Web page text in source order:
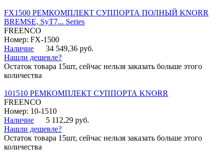
FX1500 РЕМКОМПЛЕКТ СУППОРТА ПОЛНЫЙ KNORR
BREMSE, SyT7... Series
FREENCO
Номер: FX-1500
Наличие
34 549,36 руб.
Нашли дешевле?
Остаток товара 15шт, сейчас нельзя заказать больше этого
количества
101510 РЕМКОМПЛЕКТ СУППОРТА KNORR
FREENCO
Номер: 10-1510
Наличие
5 112,29 руб.
Нашли дешевле?
Остаток товара 15шт, сейчас нельзя заказать больше этого
количества